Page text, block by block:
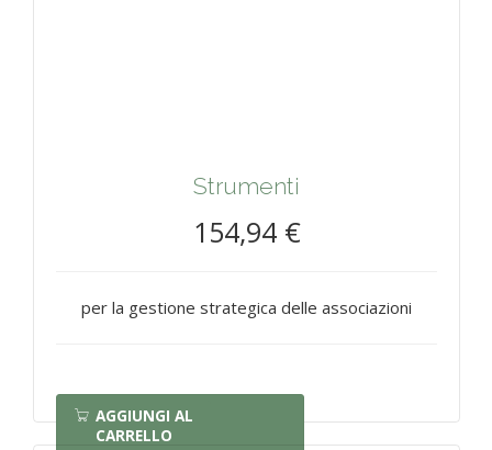
Strumenti
154,94 €
per la gestione strategica delle associazioni
AGGIUNGI AL
CARRELLO